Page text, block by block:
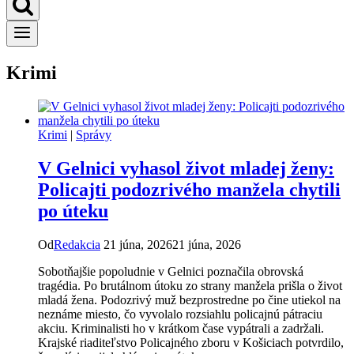
Krimi
Krimi | Správy
V Gelnici vyhasol život mladej ženy:
Policajti podozrivého manžela chytili
po úteku
OdRedakcia 21 júna, 202621 júna, 2026
​Sobotňajšie popoludnie v Gelnici poznačila obrovská
tragédia. Po brutálnom útoku zo strany manžela prišla o život
mladá žena. Podozrivý muž bezprostredne po čine utiekol na
neznáme miesto, čo vyvolalo rozsiahlu policajnú pátraciu
akciu. Kriminalisti ho v krátkom čase vypátrali a zadržali.​
Krajské riaditeľstvo Policajného zboru v Košiciach potvrdilo,